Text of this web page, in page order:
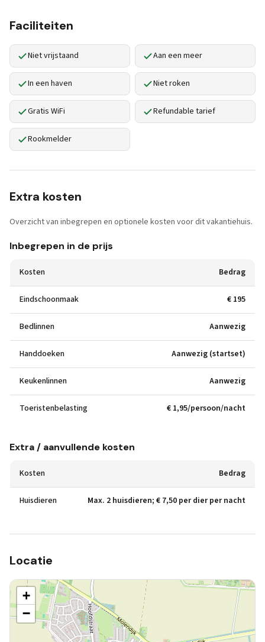
Faciliteiten
Niet vrijstaand Aan een meer
In een haven Niet roken
Gratis WiFi Refundable tarief
Rookmelder
Extra kosten
Overzicht van inbegrepen en optionele kosten voor dit vakantiehuis.
Inbegrepen in de prijs
Kosten Bedrag
Eindschoonmaak € 195
Bedlinnen Aanwezig
Handdoeken Aanwezig (startset)
Keukenlinnen Aanwezig
Toeristenbelasting € 1,95/persoon/nacht
Extra / aanvullende kosten
Kosten Bedrag
Huisdieren Max. 2 huisdieren; € 7,50 per dier per nacht
Locatie
+
−